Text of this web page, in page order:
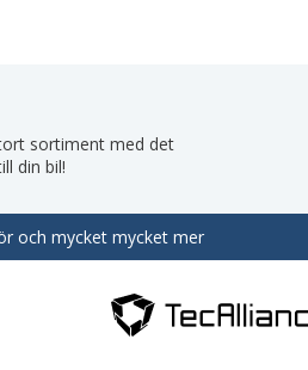
sortiment med det
din bil!
och mycket mycket mer